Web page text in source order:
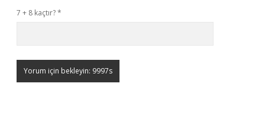
7 + 8 kaçtır?*